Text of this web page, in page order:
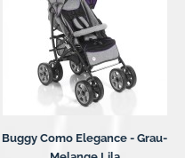
Buggy Como Elegance - Grau-